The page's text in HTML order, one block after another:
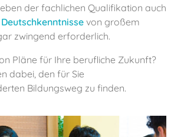
der fachlichen Qualifikation auch
Deutschkenntnisse von großem
zwingend erforderlich.
Pläne für Ihre berufliche Zukunft?
dabei, den für Sie
Bildungsweg zu finden.